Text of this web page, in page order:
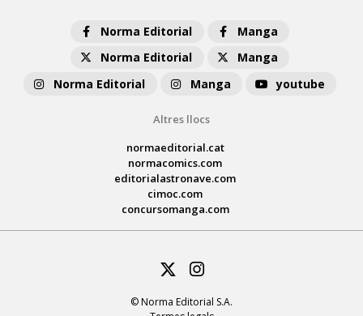
Norma Editorial
Manga
Norma Editorial
Manga
Norma Editorial
Manga youtube
Altres llocs
normaeditorial.cat
normacomics.com
editorialastronave.com
cimoc.com
concursomanga.com
© Norma Editorial S.A.
Twitter
Instagram